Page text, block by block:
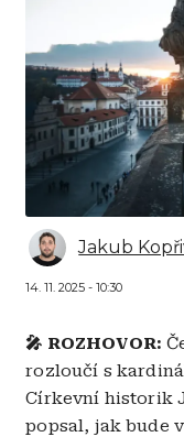
Jakub
14. 11. 2025 - 10:30
🎤 ROZHOVOR:
rozloučí s
Církevní historik
popsal, jak bude